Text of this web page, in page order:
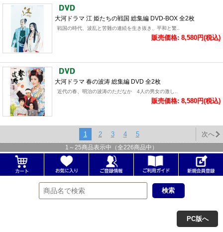
大河ドラマ 江 姫たちの戦国 総集編 DVD-BOX 全2枚
戦国の時代、波乱と苦難の連続を生き抜き、平和と繁..
販売価格: 8,580円(税込)
大河ドラマ 春の波涛 総集編 DVD 全2枚
近代の春、明治の波涛のただなか 4人の男女の激し..
販売価格: 8,580円(税込)
1 2 3 4 5 次へ
1 ～ 25商品表示中（全226商品中）
PC版へ